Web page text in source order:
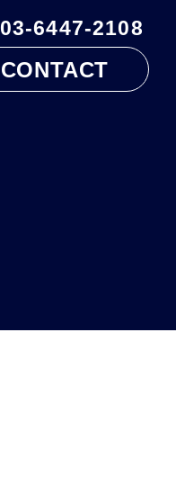
03-6447-2108
CONTACT